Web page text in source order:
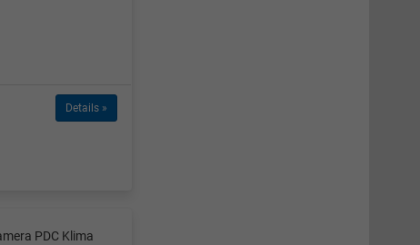
Details »
PDC Klima